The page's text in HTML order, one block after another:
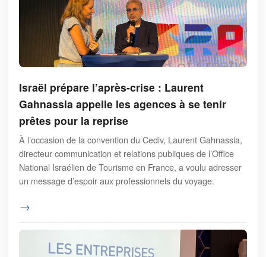
Israël prépare l’après-crise : Laurent
Gahnassia appelle les agences à se tenir
prêtes pour la reprise
À l’occasion de la convention du Cediv, Laurent Gahnassia,
directeur communication et relations publiques de l’Office
National Israélien de Tourisme en France, a voulu adresser
un message d’espoir aux professionnels du voyage.
→